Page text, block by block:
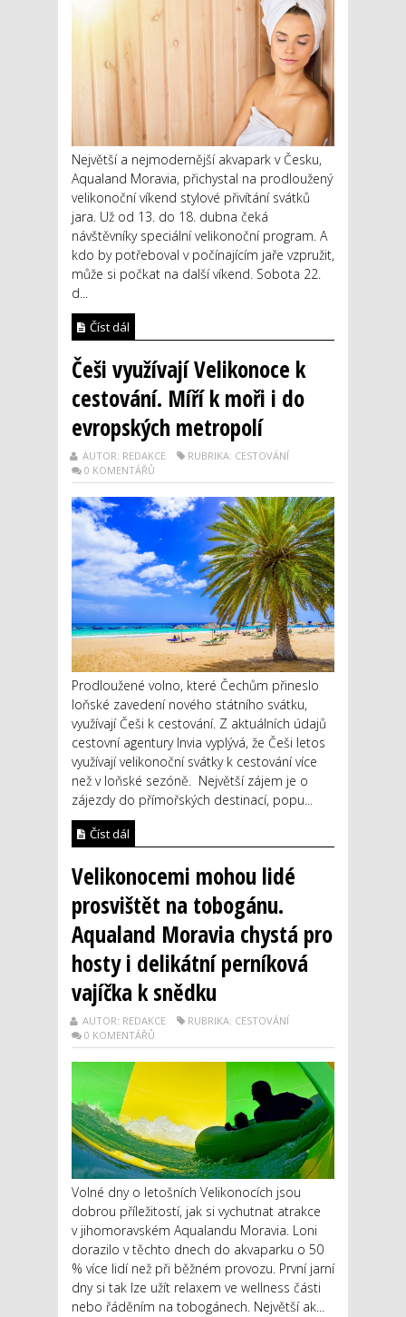
Největší a nejmodernější akvapark v Česku,
Aqualand Moravia, přichystal na prodloužený
velikonoční víkend stylové přivítání svátků
jara. Už od 13. do 18. dubna čeká
návštěvníky speciální velikonoční program. A
kdo by potřeboval v počínajícím jaře vzpružit,
může si počkat na další víkend. Sobota 22.
d...
Číst dál
Češi využívají Velikonoce k
cestování. Míří k moři i do
evropských metropolí
AUTOR: REDAKCE
RUBRIKA: CESTOVÁNÍ
0 KOMENTÁŘŮ
Prodloužené volno, které Čechům přineslo
loňské zavedení nového státního svátku,
využívají Češi k cestování. Z aktuálních údajů
cestovní agentury Invia vyplývá, že Češi letos
využívají velikonoční svátky k cestování více
než v loňské sezóně. Největší zájem je o
zájezdy do přímořských destinací, popu...
Číst dál
Velikonocemi mohou lidé
prosvištět na tobogánu.
Aqualand Moravia chystá pro
hosty i delikátní perníková
vajíčka k snědku
AUTOR: REDAKCE
RUBRIKA: CESTOVÁNÍ
0 KOMENTÁŘŮ
Volné dny o letošních Velikonocích jsou
dobrou příležitostí, jak si vychutnat atrakce
v jihomoravském Aqualandu Moravia. Loni
dorazilo v těchto dnech do akvaparku o 50
% více lidí než při běžném provozu. První jarní
dny si tak lze užít relaxem ve wellness části
nebo řáděním na tobogánech. Největší ak...